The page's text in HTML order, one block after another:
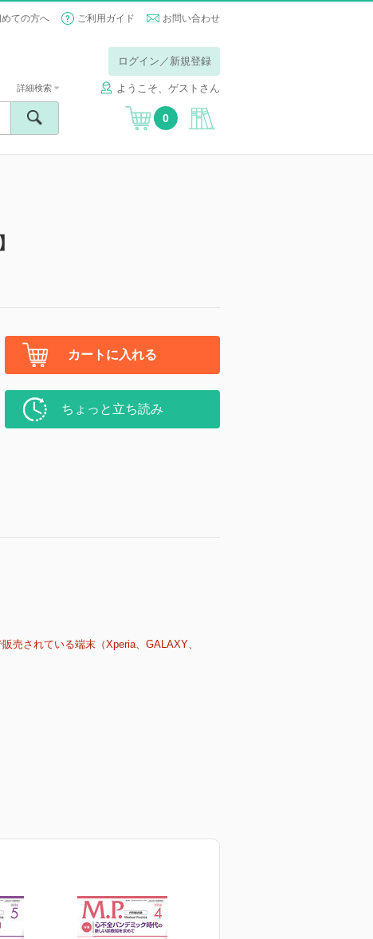
ての方へ ご利用ガイド お問い合わせ
ログイン／新規登録
ようこそ、ゲストさん
詳細検索
0
カートに入れる
ちょっと立ち読み
売されている端末（Xperia、GALAXY、